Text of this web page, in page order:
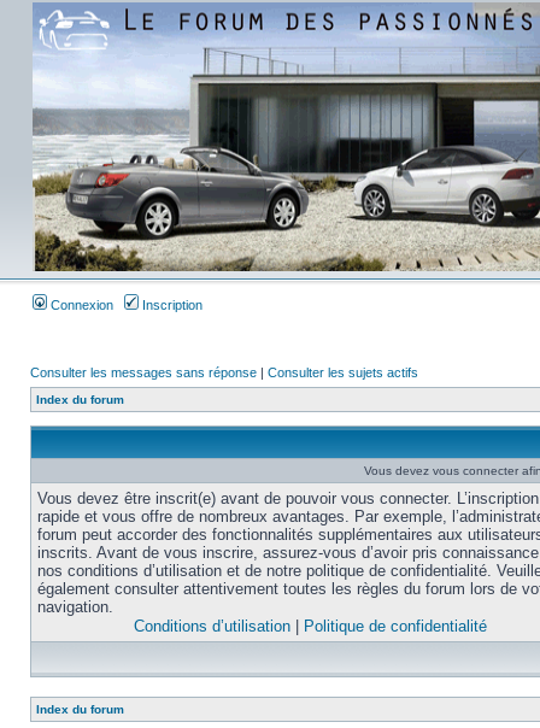
Connexion Inscription
Consulter les messages sans réponse | Consulter les sujets actifs
Index du forum
Vous devez vous connecter
Vous devez être inscrit(e) avant de pouvoir vous connecter.
rapide et vous offre de nombreux avantages. Par exemple,
forum peut accorder des fonctionnalités supplémentaires aux
inscrits. Avant de vous inscrire, assurez-vous d’avoir pris
nos conditions d’utilisation et de notre politique de confidentialité.
également consulter attentivement toutes les règles du forum lors de
navigation.
Conditions d’utilisation
Politique de confidentialité
Index du forum